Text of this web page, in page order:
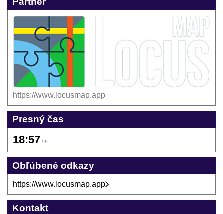
https://www.locusmap.app
Presný čas
18:57 59
Obľúbené odkazy
https://www.locusmap.app
Kontakt